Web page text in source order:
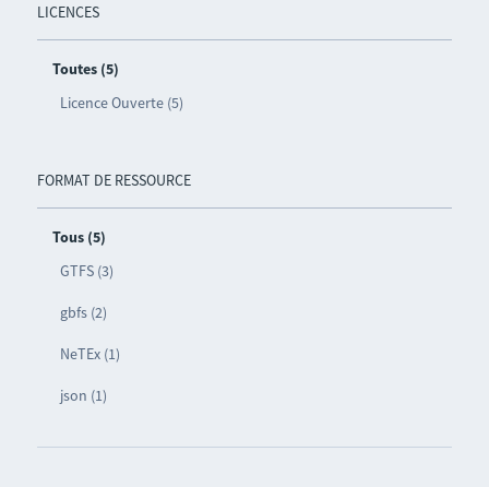
LICENCES
Toutes (5)
Licence Ouverte (5)
FORMAT DE RESSOURCE
Tous (5)
GTFS (3)
gbfs (2)
NeTEx (1)
json (1)